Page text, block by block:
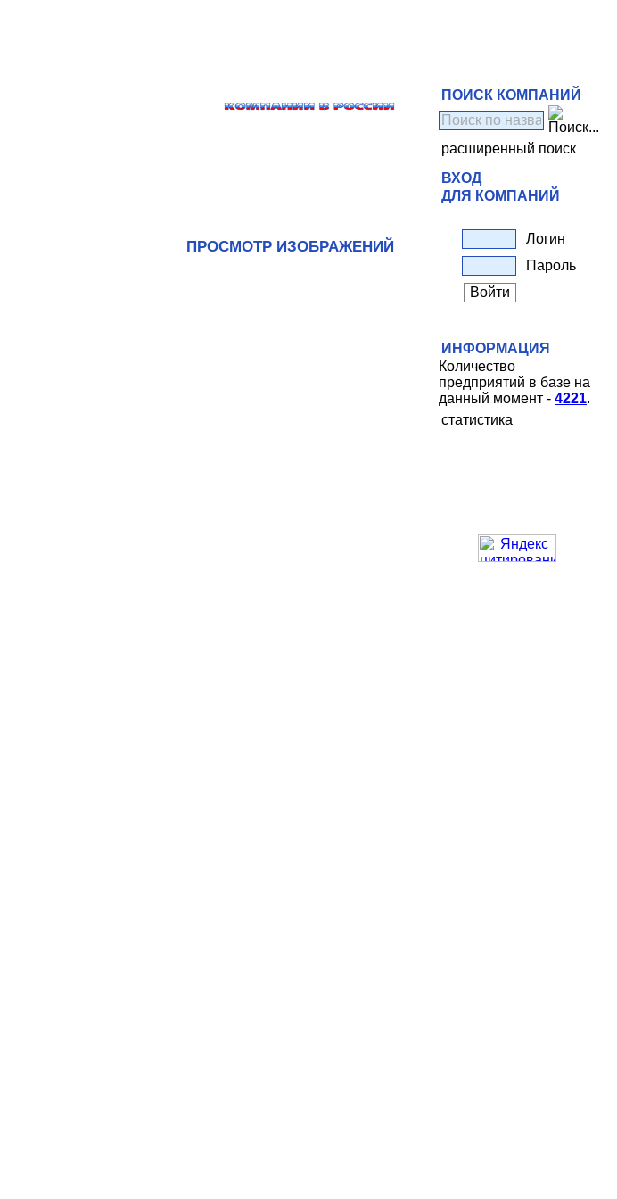
ПРОСМОТР ИЗОБРАЖЕНИЙ
ПОИСК КОМПАНИЙ
расширенный поиск
ВХОД
ДЛЯ КОМПАНИЙ
Логин
Пароль
ИНФОРМАЦИЯ
Количество
предприятий в базе на
данный момент - 4221.
статистика